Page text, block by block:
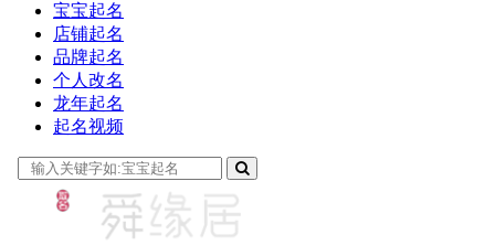
宝宝起名
店铺起名
品牌起名
个人改名
龙年起名
起名视频